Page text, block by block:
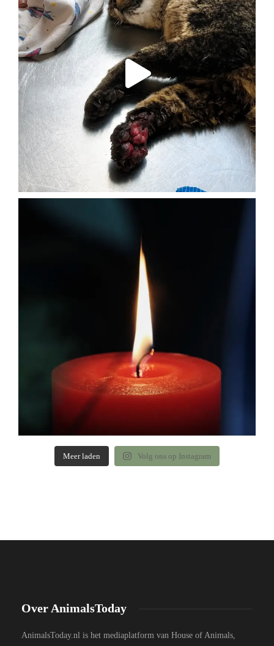
Meer laden Volg ons op Instagram
Over AnimalsToday
AnimalsToday.nl is het mediaplatform van House of Animals,